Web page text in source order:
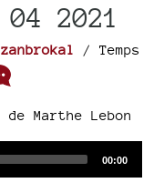
2021
zanbrokal
/ Temps
de Marthe Lebon
Total
00:00